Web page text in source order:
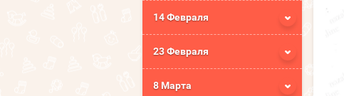
14 Февраля
23 Февраля
8 Марта